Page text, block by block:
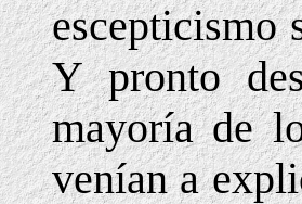
escepticismo
Y pronto
mayoría de
venían a